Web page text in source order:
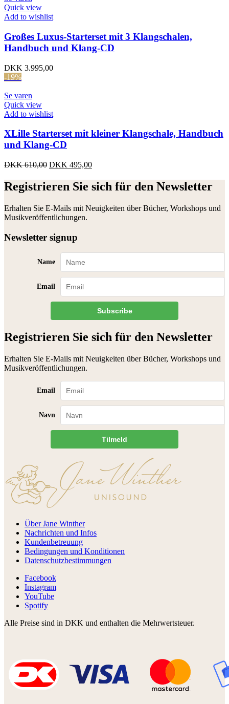
Quick view
Add to wishlist
Großes Luxus-Starterset mit 3 Klangschalen,
Handbuch und Klang-CD
DKK 3.995,00
-19%
Se varen
Quick view
Add to wishlist
XLille Starterset mit kleiner Klangschale, Handbuch
und Klang-CD
DKK610,00 Ursprünglicher
war:
DKK 610,00
DKK 495,00Aktueller
ist:
DKK 495,00.
Registrieren Sie sich für den Newsletter
Erhalten Sie E-Mails mit Neuigkeiten über Bücher, Workshops und
Musikveröffentlichungen.
Newsletter signup
Name
Email
Subscribe
Registrieren Sie sich für den Newsletter
Erhalten Sie E-Mails mit Neuigkeiten über Bücher, Workshops und
Musikveröffentlichungen.
Email
Navn
Tilmeld
Über Jane Winther
Nachrichten und Infos
Kundenbetreuung
Bedingungen und Konditionen
Datenschutzbestimmungen
Facebook
Instagram
YouTube
Spotify
Alle Preise sind in DKK und enthalten die Mehrwertsteuer.